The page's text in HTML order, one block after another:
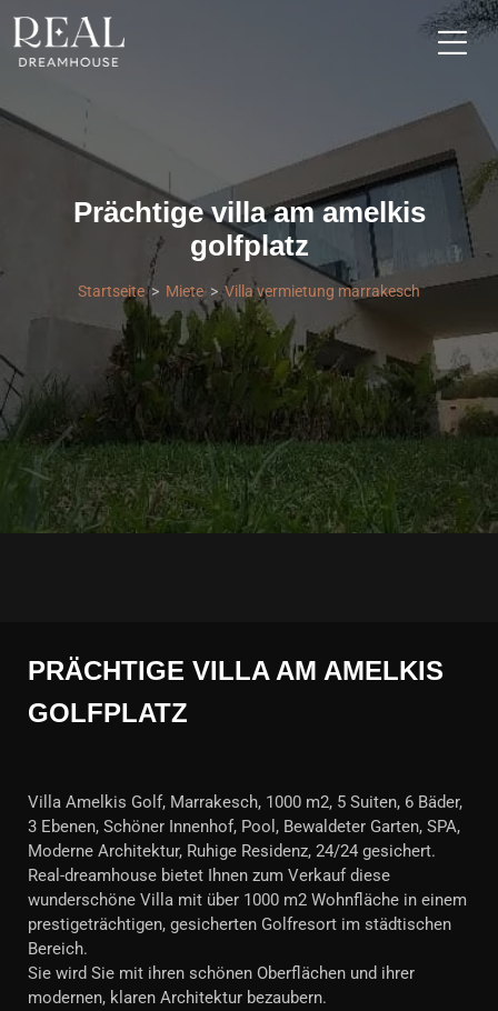
Prächtige villa am amelkis
golfplatz
Startseite Miete Villa vermietung marrakesch
PRÄCHTIGE VILLA AM AMELKIS
GOLFPLATZ
Villa Amelkis Golf, Marrakesch, 1000 m2, 5 Suiten, 6 Bäder,
3 Ebenen, Schöner Innenhof, Pool, Bewaldeter Garten, SPA,
Moderne Architektur, Ruhige Residenz, 24/24 gesichert.
Real-dreamhouse bietet Ihnen zum Verkauf diese
wunderschöne Villa mit über 1000 m2 Wohnfläche in einem
prestigeträchtigen, gesicherten Golfresort im städtischen
Bereich.
Sie wird Sie mit ihren schönen Oberflächen und ihrer
modernen, klaren Architektur bezaubern.